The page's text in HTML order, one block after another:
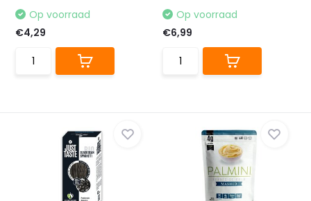
Op voorraad
€4,29
Op voorraad
€6,99